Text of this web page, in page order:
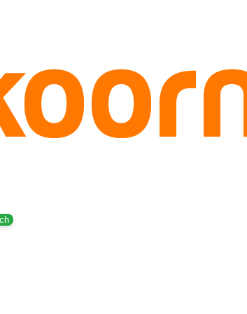
Biji Daerah Setiabudi Hub. 085780148484”
Tanpa Biji Daerah